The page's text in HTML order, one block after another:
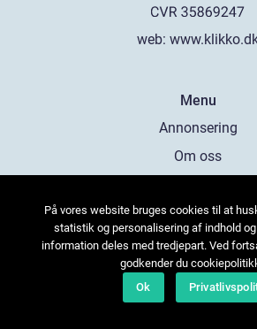
web:
Menu
Annonsering
Om oss
Kontakta oss
Sitemap
På vores website bruges cookies til at
statistik og personalisering af indhold
information deles med tredjepart. Ved
godkender du
Ok